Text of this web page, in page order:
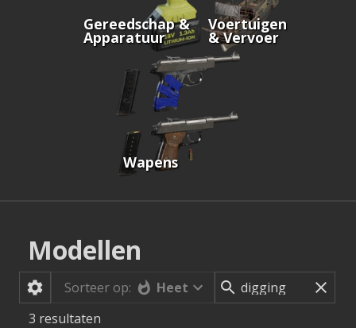
Gereedschap &
Apparatuur
Voertuigen
& Vervoer
Wapens
Modellen
Sorteer op:
Heet
3 resultaten